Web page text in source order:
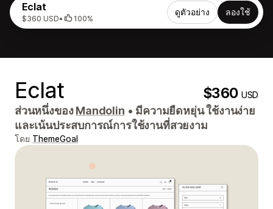
Eclat
$360 USD• 100%
ดูตัวอย่าง ลองใช้
Eclat $360USD
ส่วนหนึ่งของMandolin • มีความยืดหยุ่น ใช้งานง่าย
และเน้นประสบการณ์การใช้งานที่สวยงาม
โดย ThemeGoal